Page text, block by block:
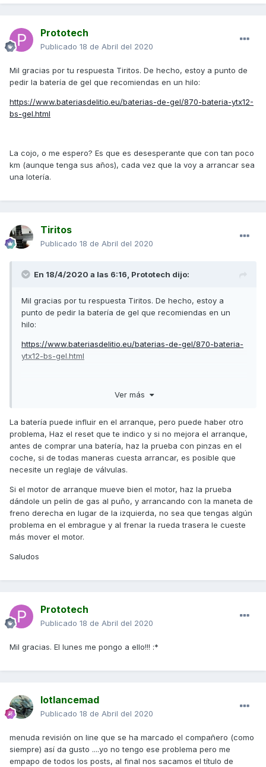
pensar que va a pasar algo chungo.
deberia hacerlo. Como maximo en una recta eterna y a
modo de prueba (la verdad es que mientras vaya bien a
maximo de 7800rpm y de ahi no pasa ni empujando con el
cul* (esto si voy solo). Si vamos 2 personas (73kg y 63kg
5.- Tambien noto que la moto vibra bastante al salir o
tosca. Se que viviendo de una 125cc pues sere mas
sensible a ello pero vaya, me ha sorprendido. Hablando de
recuperaciones, no me han parecido lo que esperaba. Si
En fin, todas estas son mis apreciaciones en estos 400km.
Esperaba mas, bastante mas de una moto con 2.5 veces la
potencia de la anterior. Bien es cierto que soy una persona
foros y reviews) pero no se, me he quedado un poco frio.
que no os habeis quedado dormidos con el toston que
acabo de escribir).
se puede hacer para mejorar todo esto? He leido el tema de
la correa (no he mirado la anchura actual), el tema del
Soy un usuario que hace el 90% ciudad (o al menos lo
80%-85% ciudad y el resto carretera pero actualmente no
es asi.
Muchisimas gracias por vuestra ayuda, de verdad. Es de
agradecer el trabajo y ayuda que ofreceis los usuarios de
los foros a los novatos como yo.
Prototech
Publicado 18 de Abril del 2020
Mil gracias por tu respuesta Tiritos. De hecho, estoy a punto de
pedir la batería de gel que recomiendas en un hilo:
https://www.bateriasdelitio.eu/baterias-de-gel/870-bateria-ytx12-
bs-gel.html
La cojo, o me espero? Es que es desesperante que con tan poco
km (aunque tenga sus años), cada vez que la voy a arrancar sea
una lotería.
Tiritos
Publicado 18 de Abril del 2020
En 18/4/2020 a las 6:16, Prototech dijo:
Mil gracias por tu respuesta Tiritos. De hecho, estoy a
punto de pedir la batería de gel que recomiendas en un
hilo:
https://www.bateriasdelitio.eu/baterias-de-gel/870-bateria-
ytx12-bs-gel.html
La cojo, o me espero? Es que es desesperante que con tan
arrancar sea una lotería.
Ver más
La batería puede influir en el arranque, pero puede haber otro
problema, Haz el reset que te indico y si no mejora el arranque,
antes de comprar una batería, haz la prueba con pinzas en el
coche, si de todas maneras cuesta arrancar, es posible que
necesite un reglaje de válvulas.
Si el motor de arranque mueve bien el motor, haz la prueba
dándole un pelín de gas al puño, y arrancando con la maneta de
freno derecha en lugar de la izquierda, no sea que tengas algún
problema en el embrague y al frenar la rueda trasera le cueste
más mover el motor.
Saludos
Prototech
Publicado 18 de Abril del 2020
Mil gracias. El lunes me pongo a ello!!! :*
lotlancemad
Publicado 18 de Abril del 2020
menuda revisión on line que se ha marcado el compañero (como
siempre) así da gusto ....yo no tengo ese problema pero me
empapo de todos los posts, al final nos sacamos el título de